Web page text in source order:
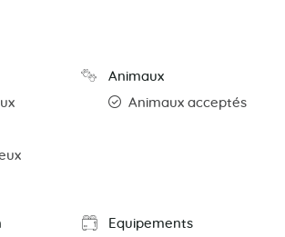
Animaux
Animaux acceptés
Equipements